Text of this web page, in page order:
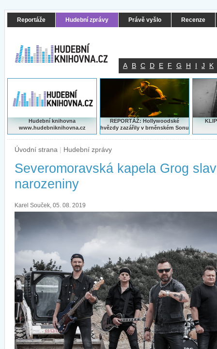
Reportáže Hudební zprávy Právě vyšlo Recenze
A B C D E F G H I J K
Hudební knihovna
www.hudebniknihovna.cz
REPORTÁŽ: Hollywoodské
hvězdy zazářily v brněnském Sonu
Úvodní strana | Hudební zprávy
Severomoravská kapela Grog
narozeniny
Karel Souček, 05. 08. 2019